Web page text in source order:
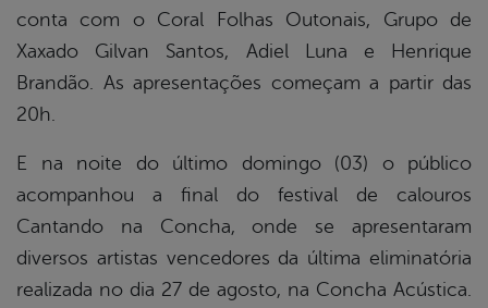
conta com o Coral Folhas Outonais, Grupo de
Xaxado Gilvan Santos, Adiel Luna e Henrique
Brandão. As apresentações começam a partir das
20h.
E na noite do último domingo (03) o público
acompanhou a final do festival de calouros
Cantando na Concha, onde se apresentaram
diversos artistas vencedores da última eliminatória
realizada no dia 27 de agosto, na Concha Acústica.